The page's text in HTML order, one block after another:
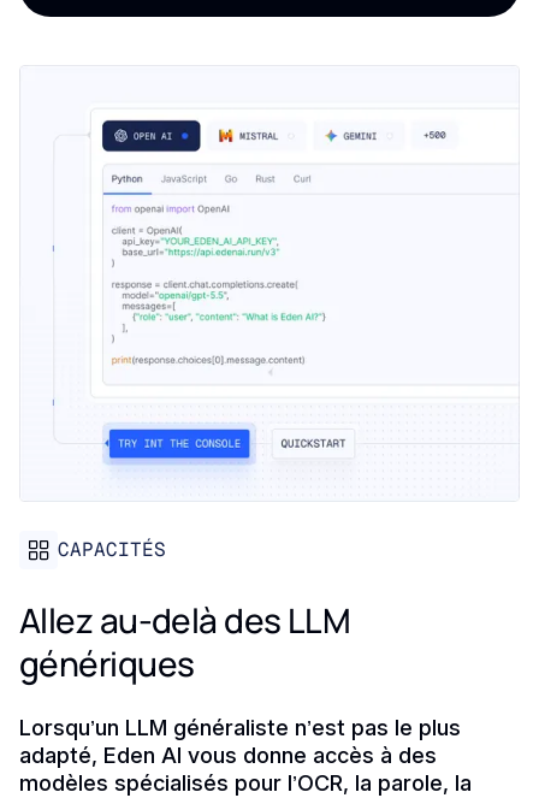
CAPACITÉS
Allez au-delà des LLM
génériques
Lorsqu’un LLM généraliste n’est pas le plus
adapté, Eden AI vous donne accès à des
modèles spécialisés pour l’OCR, la parole, la